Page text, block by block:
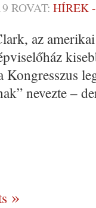
ROVAT: HÍREK
az
Kongresszus
nevezte –